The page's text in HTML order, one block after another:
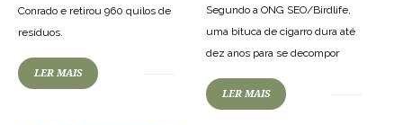
Conrado e retirou 960 quilos de
resíduos.
LER MAIS
Segundo a ONG SEO/Birdlife,
uma bituca de cigarro dura até
dez anos para se decompor
LER MAIS